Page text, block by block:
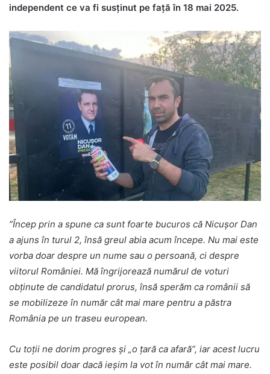
independent ce va fi susținut pe față în 18 mai 2025.
”Încep prin a spune ca sunt foarte bucuros că Nicușor Dan
a ajuns în turul 2, însă greul abia acum începe. Nu mai este
vorba doar despre un nume sau o persoană, ci despre
viitorul României. Mă îngrijorează numărul de voturi
obținute de candidatul prorus, însă sperăm ca românii să
se mobilizeze în număr cât mai mare pentru a păstra
România pe un traseu european.
Cu toții ne dorim progres și „o țară ca afară”, iar acest lucru
este posibil doar dacă ieșim la vot în număr cât mai mare.